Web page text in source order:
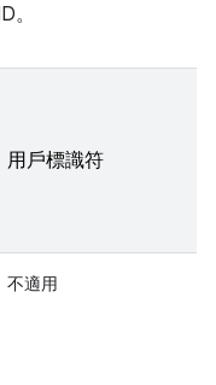
。
用戶標識符
不適用